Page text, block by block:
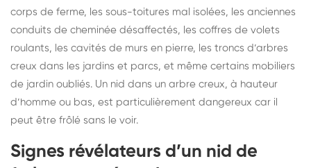
corps de ferme, les sous-toitures mal isolées, les anciennes
conduits de cheminée désaffectés, les coffres de volets
roulants, les cavités de murs en pierre, les troncs d’arbres
creux dans les jardins et parcs, et même certains mobiliers
de jardin oubliés. Un nid dans un arbre creux, à hauteur
d’homme ou bas, est particulièrement dangereux car il
peut être frôlé sans le voir.
Signes révélateurs d’un nid de